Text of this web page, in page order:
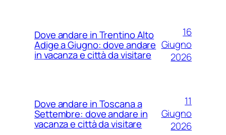
Dove andare in Trentino Alto
Adige a Giugno: dove andare
in vacanza e città da visitare
16
Giugno
2026
Dove andare in Toscana a
Settembre: dove andare in
vacanza e città da visitare
11
Giugno
2026